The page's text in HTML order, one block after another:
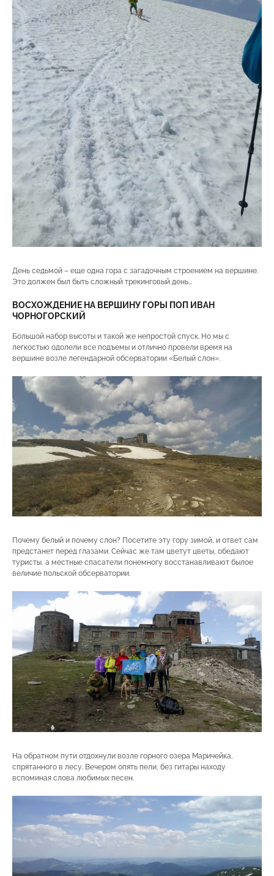
День седьмой – еще одна гора с загадочным строением на вершине.
Это должен был быть сложный трекинговый день…
ВОСХОЖДЕНИЕ НА ВЕРШИНУ ГОРЫ ПОП ИВАН
ЧОРНОГОРСКИЙ
Большой набор высоты и такой же непростой спуск. Но мы с
легкостью одолели все подъемы и отлично провели время на
вершине возле легендарной обсерватории «Белый слон».
Почему белый и почему слон? Посетите эту гору зимой, и ответ сам
предстанет перед глазами. Сейчас же там цветут цветы, обедают
туристы, а местные спасатели понемногу восстанавливают былое
величие польской обсерватории.
На обратном пути отдохнули возле горного озера Маричейка,
спрятанного в лесу. Вечером опять пели, без гитары находу
вспоминая слова любимых песен.